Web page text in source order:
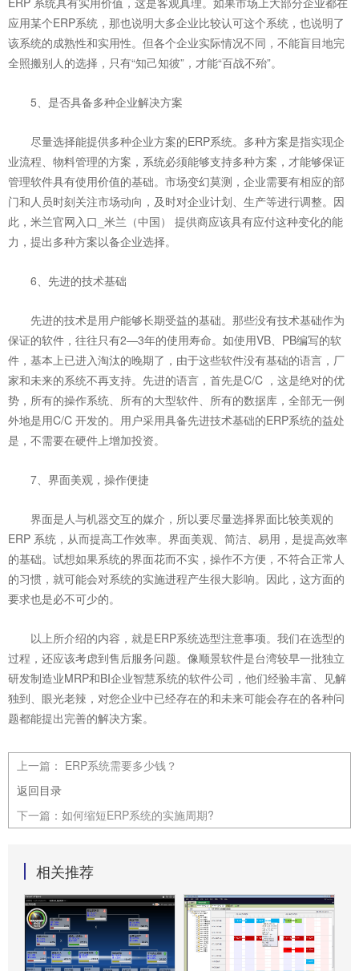
应用某个ERP系统，那也说明大多企业比较认可这个系统，也说明了
该系统的成熟性和实用性。但各个企业实际情况不同，不能盲目地完
全照搬别人的选择，只有“知己知彼”，才能“百战不殆”。
5、是否具备多种企业解决方案
尽量选择能提供多种企业方案的ERP系统。多种方案是指实现企
业流程、物料管理的方案，系统必须能够支持多种方案，才能够保证
管理软件具有使用价值的基础。市场变幻莫测，企业需要有相应的部
门和人员时刻关注市场动向，及时对企业计划、生产等进行调整。因
此，米兰官网入口_米兰（中国） 提供商应该具有应付这种变化的能
力，提出多种方案以备企业选择。
6、先进的技术基础
先进的技术是用户能够长期受益的基础。那些没有技术基础作为
保证的软件，往往只有2—3年的使用寿命。如使用VB、PB编写的软
件，基本上已进入淘汰的晚期了，由于这些软件没有基础的语言，厂
家和未来的系统不再支持。先进的语言，首先是C/C ，这是绝对的优
势，所有的操作系统、所有的大型软件、所有的数据库，全部无一例
外地是用C/C 开发的。用户采用具备先进技术基础的ERP系统的益处
是，不需要在硬件上增加投资。
7、界面美观，操作便捷
界面是人与机器交互的媒介，所以要尽量选择界面比较美观的
ERP 系统，从而提高工作效率。界面美观、简洁、易用，是提高效率
的基础。试想如果系统的界面花而不实，操作不方便，不符合正常人
的习惯，就可能会对系统的实施进程产生很大影响。因此，这方面的
要求也是必不可少的。
以上所介绍的内容，就是ERP系统选型注意事项。我们在选型的
过程，还应该考虑到售后服务问题。像顺景软件是台湾较早一批独立
研发制造业MRP和BI企业智慧系统的软件公司，他们经验丰富、见解
独到、眼光老辣，对您企业中已经存在的和未来可能会存在的各种问
题都能提出完善的解决方案。
上一篇： ERP系统需要多少钱？
返回目录
下一篇： 如何缩短ERP系统的实施周期?
相关推荐